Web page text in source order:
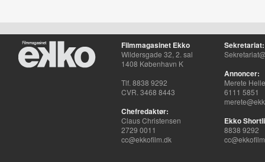
Filmmagasinet Ekko
Wildersgade 32, 2. sal
1408 København K
Tlf. 8838 9292
CVR. 3468 8443
Chefredaktør:
Claus Christensen
2729 0011
cc@ekkofilm.dk
Sekretariat:
Annoncer:
Merete
6111 5851
Ekko
8838 9292